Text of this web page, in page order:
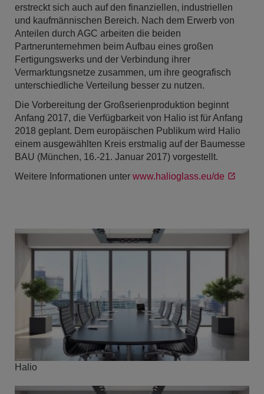
erstreckt sich auch auf den finanziellen, industriellen
und kaufmännischen Bereich. Nach dem Erwerb von
Anteilen durch AGC arbeiten die beiden
Partnerunternehmen beim Aufbau eines großen
Fertigungswerks und der Verbindung ihrer
Vermarktungsnetze zusammen, um ihre geografisch
unterschiedliche Verteilung besser zu nutzen.
Die Vorbereitung der Großserienproduktion beginnt
Anfang 2017, die Verfügbarkeit von Halio ist für Anfang
2018 geplant. Dem europäischen Publikum wird Halio
einem ausgewählten Kreis erstmalig auf der Baumesse
BAU (München, 16.-21. Januar 2017) vorgestellt.
Weitere Informationen unter www.halioglass.eu/de
Halio